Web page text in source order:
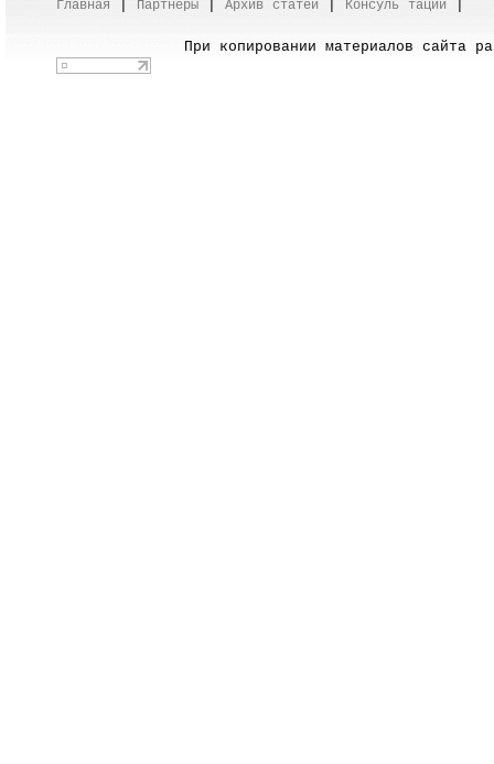
Главная Партнеры |Архив cтатей Консуль тации
При копировании материалов сайта